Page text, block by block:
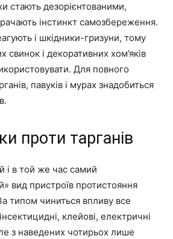
стають дезорієнтованими,
інстинкт самозбереження.
і шкідники-гризуни, тому
свинок і декоративних хом’яків
Для повного
павуків і мурах знадобиться
проти тарганів
і в той же час самий
вид пристроїв протистояння
типом чиниться впливу все
клейові, електричні
з наведених чотирьох лише